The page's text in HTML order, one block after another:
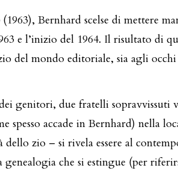
(1963), Bernhard scelse di mettere
e l’inizio del 1964. Il risultato di
del mondo editoriale, sia agli occhi
genitori, due fratelli sopravvissuti
spesso accade in Bernhard) nella
zio – si rivela essere al
che si estingue (per